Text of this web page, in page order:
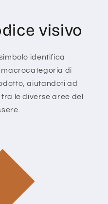
visivo
identifica
di
aiutandoti ad
le diverse aree del